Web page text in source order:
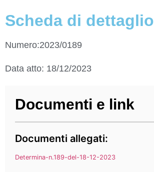
Scheda di dettaglio
Numero:2023/0189
Data atto: 18/12/2023
Documenti e link
Documenti allegati:
Determina-n.189-del-18-12-2023